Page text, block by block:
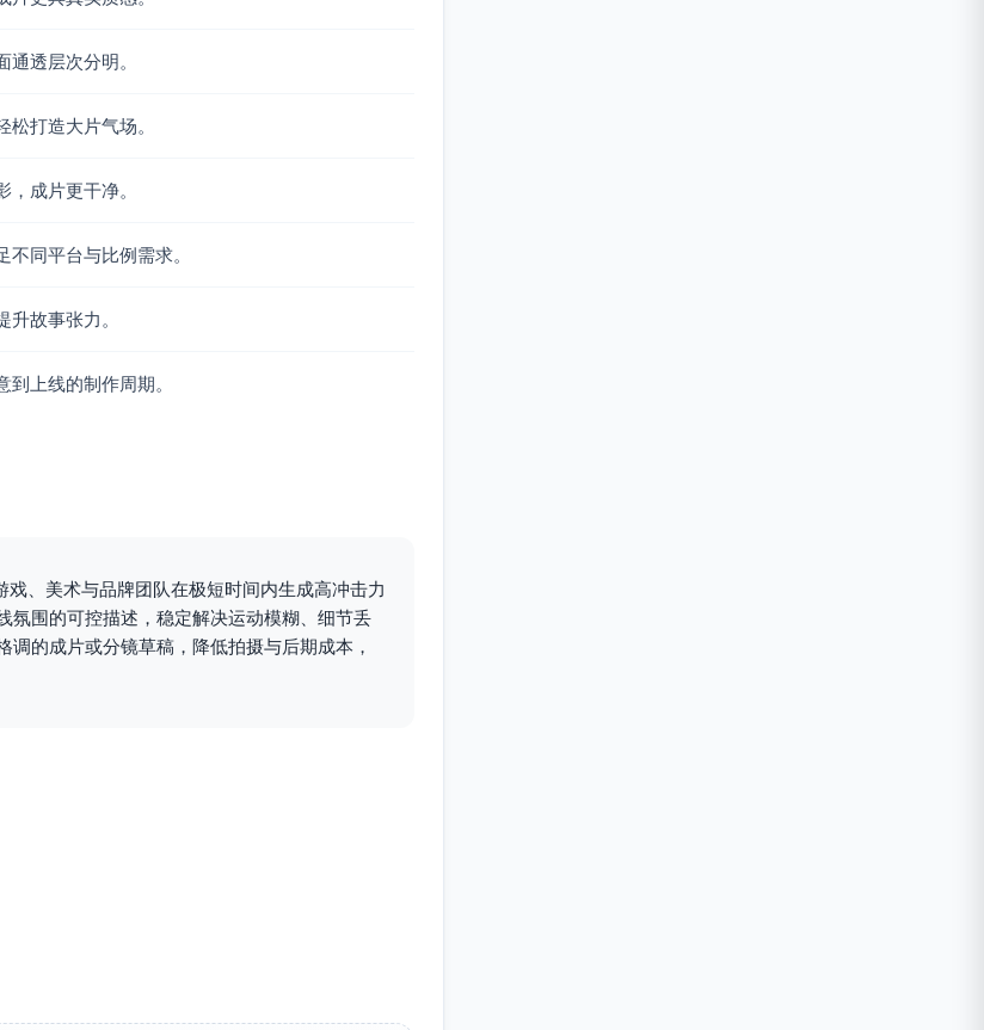
透层次分明。
打造大片气场。
成片更干净。
同平台与比例需求。
故事张力。
上线的制作周期。
、美术与品牌团队在极短时间内生成高冲击力
氛围的可控描述，稳定解决运动模糊、细节丢
的成片或分镜草稿，降低拍摄与后期成本，